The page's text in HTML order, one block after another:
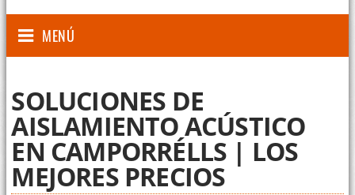
MENÚ
SOLUCIONES DE
AISLAMIENTO ACÚSTICO
EN CAMPORRÉLLS | LOS
MEJORES PRECIOS